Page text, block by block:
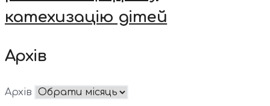
катехизацію дітей
Архів
Архів